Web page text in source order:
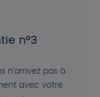
n°3
n'arrivez pas à
avec votre